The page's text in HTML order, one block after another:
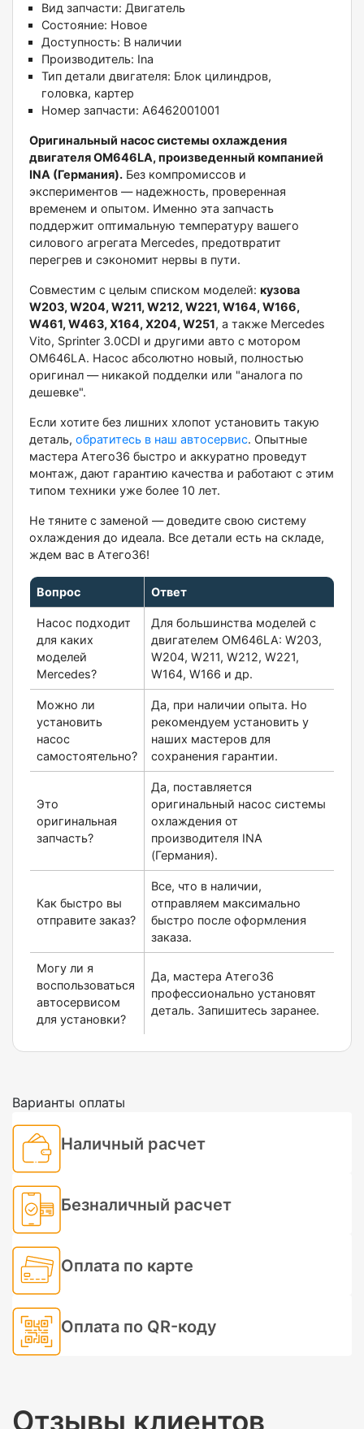
Вид запчасти: Двигатель
Состояние: Новое
Доступность: В наличии
Производитель: Ina
Тип детали двигателя: Блок цилиндров,
головка, картер
Номер запчасти: A6462001001
Оригинальный насос системы охлаждения
двигателя OM646LA, произведенный компанией
INA (Германия). Без компромиссов и
экспериментов — надежность, проверенная
временем и опытом. Именно эта запчасть
поддержит оптимальную температуру вашего
силового агрегата Mercedes, предотвратит
перегрев и сэкономит нервы в пути.
Совместим с целым списком моделей: кузова
W203, W204, W211, W212, W221, W164, W166,
W461, W463, X164, X204, W251, а также Mercedes
Vito, Sprinter 3.0CDI и другими авто с мотором
OM646LA. Насос абсолютно новый, полностью
оригинал — никакой подделки или "аналога по
дешевке".
Если хотите без лишних хлопот установить такую
деталь, обратитесь в наш автосервис. Опытные
мастера Атего36 быстро и аккуратно проведут
монтаж, дают гарантию качества и работают с этим
типом техники уже более 10 лет.
Не тяните с заменой — доведите свою систему
охлаждения до идеала. Все детали есть на складе,
ждем вас в Атего36!
Вопрос Ответ
Насос подходит
для каких
моделей
Mercedes?
Для большинства моделей с
двигателем OM646LA: W203,
W204, W211, W212, W221,
W164, W166 и др.
Можно ли
установить
насос
самостоятельно?
Да, при наличии опыта. Но
рекомендуем установить у
наших мастеров для
сохранения гарантии.
Это
оригинальная
запчасть?
Да, поставляется
оригинальный насос системы
охлаждения от
производителя INA
(Германия).
Как быстро вы
отправите заказ?
Все, что в наличии,
отправляем максимально
быстро после оформления
заказа.
Могу ли я
воспользоваться
автосервисом
для установки?
Да, мастера Атего36
профессионально установят
деталь. Запишитесь заранее.
Варианты оплаты
Наличный расчет
Безналичный расчет
Оплата по карте
Оплата по QR-коду
Отзывы клиентов